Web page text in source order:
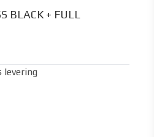
BLACK + FULL
levering